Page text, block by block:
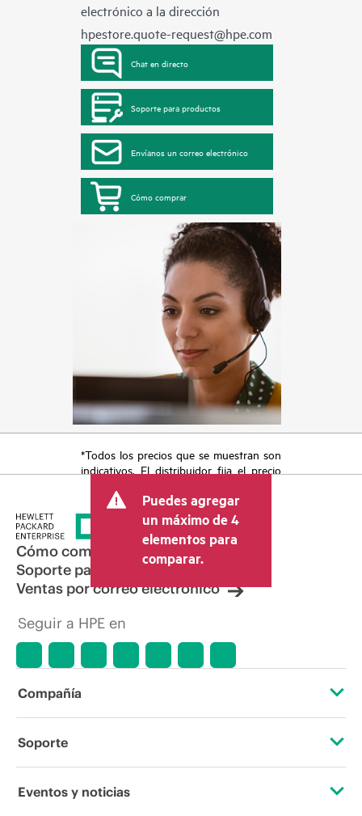
electrónico a la dirección
hpestore.quote-request@hpe.com
Chat en directo
Soporte para productos
Envíanos un correo electrónico
Cómo comprar
*Todos los precios que se muestran son
indicativos. El distribuidor fija el precio
otros conceptos, como los impuestos a
la venta, el IVA y el envío. El precio de la
transacción que establece el distribuidor
puede variar con respecto a otros
distribuidores y al precio indicativo
mostrado. El precio indicativo puede
incluir ofertas promocionales por tiempo
hacer ajustes de precios en cualquier
condiciones del mercado,
promociones de fin de la vida útil y
Puedes agregar
un máximo de 4
elementos para
comparar.
Cómo comprar
Soporte para productos
Ventas por correo electrónico
Seguir a HPE en
Compañía
Acerca de HPE
Soporte
Servicios de soporte operativo
Eventos y noticias